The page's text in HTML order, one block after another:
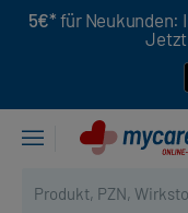
5€* für Neukunden:
Jetzt